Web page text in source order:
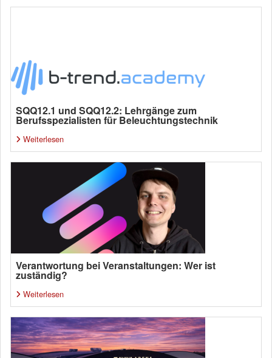
SQQ12.1 und SQQ12.2: Lehrgänge zum
Berufsspezialisten für Beleuchtungstechnik
Weiterlesen
Verantwortung bei Veranstaltungen: Wer ist
zuständig?
Weiterlesen